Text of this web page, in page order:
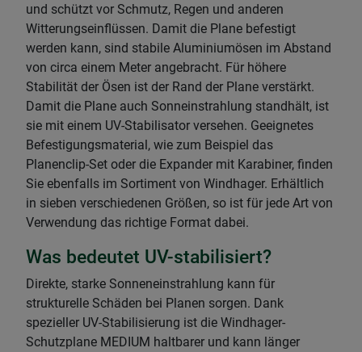
und schützt vor Schmutz, Regen und anderen
Witterungseinflüssen. Damit die Plane befestigt
werden kann, sind stabile Aluminiumösen im Abstand
von circa einem Meter angebracht. Für höhere
Stabilität der Ösen ist der Rand der Plane verstärkt.
Damit die Plane auch Sonneinstrahlung standhält, ist
sie mit einem UV-Stabilisator versehen. Geeignetes
Befestigungsmaterial, wie zum Beispiel das
Planenclip-Set oder die Expander mit Karabiner, finden
Sie ebenfalls im Sortiment von Windhager. Erhältlich
in sieben verschiedenen Größen, so ist für jede Art von
Verwendung das richtige Format dabei.
Was bedeutet UV-stabilisiert?
Direkte, starke Sonneneinstrahlung kann für
strukturelle Schäden bei Planen sorgen. Dank
spezieller UV-Stabilisierung ist die Windhager-
Schutzplane MEDIUM haltbarer und kann länger